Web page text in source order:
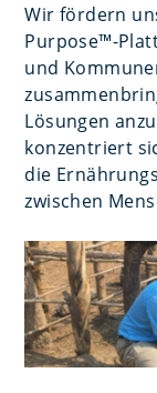
Wir fördern
Purpose™-
und
Lösungen
konzentriert
die
zwischen